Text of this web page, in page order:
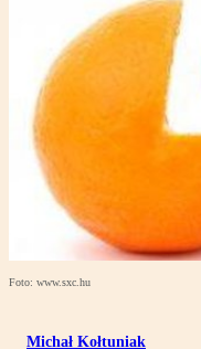
Foto: www.sxc.hu
Michał Kołtuniak